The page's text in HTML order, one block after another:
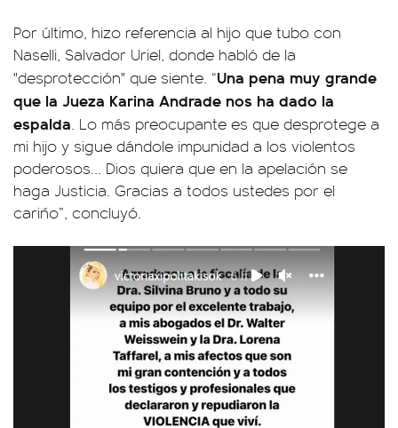
Por último, hizo referencia al hijo que tubo con
Naselli, Salvador Uriel, donde habló de la
"desprotección" que siente. “Una pena muy grande
que la Jueza Karina Andrade nos ha dado la
espalda. Lo más preocupante es que desprotege a
mi hijo y sigue dándole impunidad a los violentos
poderosos... Dios quiera que en la apelación se
haga Justicia. Gracias a todos ustedes por el
cariño”, concluyó.